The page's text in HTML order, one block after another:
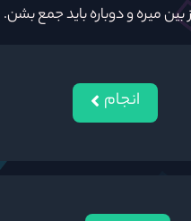
میره و دوباره باید جمع بشن.
انجام